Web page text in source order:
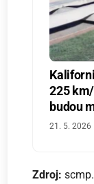
225
budou
21. 5. 2026
Zdroj: